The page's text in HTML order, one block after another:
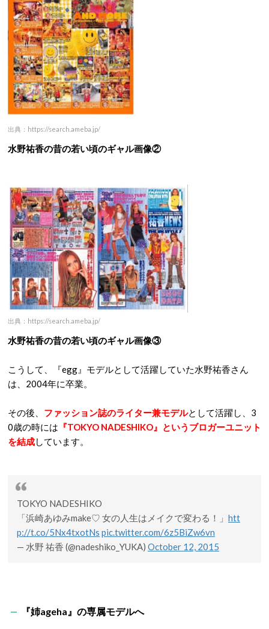
出典：https://search.ameba.jp/
水野祐香の昔の若い頃のギャル画像②
出典：https://search.ameba.jp/
水野祐香の昔の若い頃のギャル画像③
こうして、『egg』モデルとして活躍していた水野祐香さん
は、2004年に卒業。
その後、 ファッション誌のライター兼モデルとして活躍し、3
0歳の時には 『TOKYO NADESHIKO』というブロガーユニット
を結成しています。
TOKYO NADESHIKO
「浜崎あゆみmake♡ 女の人生はメイクで変わる！」 htt
p://t.co/5Nx4txotNs pic.twitter.com/6z5BiZw6vn
— 水野 祐香 (@nadeshiko_YUKA) October 12, 2015
『姉ageha』の専属モデルへ